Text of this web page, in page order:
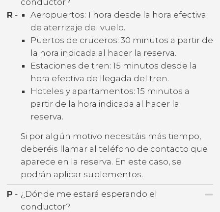
conductor?
R -
Aeropuertos: 1 hora desde la hora efectiva
de aterrizaje del vuelo.
Puertos de cruceros: 30 minutos a partir de
la hora indicada al hacer la reserva.
Estaciones de tren: 15 minutos desde la
hora efectiva de llegada del tren.
Hoteles y apartamentos: 15 minutos a
partir de la hora indicada al hacer la
reserva.
Si por algún motivo necesitáis más tiempo,
deberéis llamar al teléfono de contacto que
aparece en la reserva. En este caso, se
podrán aplicar suplementos.
P - ¿Dónde me estará esperando el
conductor?